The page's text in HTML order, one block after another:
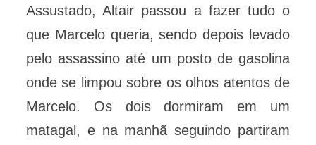
Assustado, Altair passou a fazer tudo o
que Marcelo queria, sendo depois levado
pelo assassino até um posto de gasolina
onde se limpou sobre os olhos atentos de
Marcelo. Os dois dormiram em um
matagal, e na manhã seguindo partiram